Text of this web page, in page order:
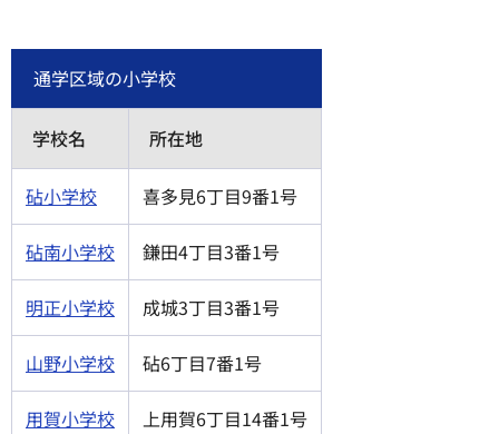
通学区域の小学校
学校名 所在地
砧小学校 喜多見6丁目9番1号
砧南小学校 鎌田4丁目3番1号
明正小学校 成城3丁目3番1号
山野小学校 砧6丁目7番1号
用賀小学校 上用賀6丁目14番1号